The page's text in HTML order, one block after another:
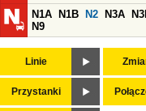
N1A
N1B N2 N3A
N9
Linie
Przystanki